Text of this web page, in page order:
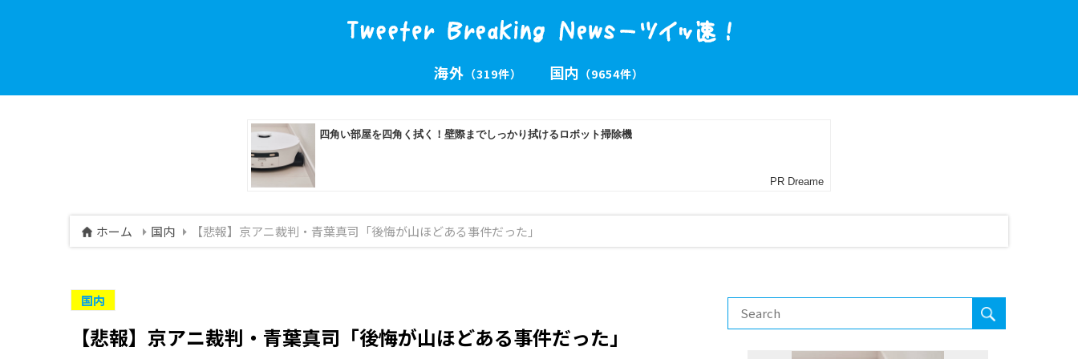
海外 （319件） 国内 （9654件）
ホーム 国内 【悲報】京アニ裁判・青葉真司「後悔が山ほどある事件だった」
国内
【悲報】京アニ裁判・青葉真司「後悔が山ほどある事件だった」